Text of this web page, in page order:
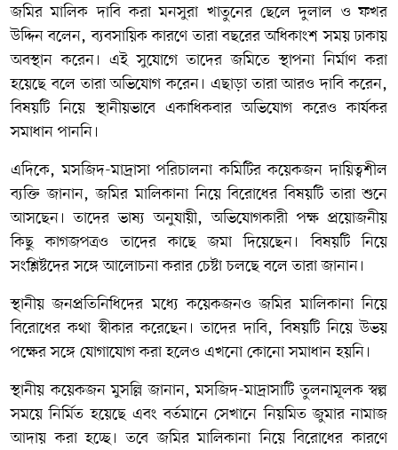
জমির মালিক দাবি করা মনসুরা খাতুনের ছেলে দুলাল ও ফখর
উদ্দিন বলেন, ব্যবসায়িক কারণে তারা বছরের অধিকাংশ সময় ঢাকায়
অবস্থান করেন। এই সুযোগে তাদের জমিতে স্থাপনা নির্মাণ করা
হয়েছে বলে তারা অভিযোগ করেন। এছাড়া তারা আরও দাবি করেন,
বিষয়টি নিয়ে স্থানীয়ভাবে একাধিকবার অভিযোগ করেও কার্যকর
সমাধান পাননি।
এদিকে, মসজিদ-মাদ্রাসা পরিচালনা কমিটির কয়েকজন দায়িত্বশীল
ব্যক্তি জানান, জমির মালিকানা নিয়ে বিরোধের বিষয়টি তারা শুনে
আসছেন। তাদের ভাষ্য অনুযায়ী, অভিযোগকারী পক্ষ প্রয়োজনীয়
কিছু কাগজপত্রও তাদের কাছে জমা দিয়েছেন। বিষয়টি নিয়ে
সংশ্লিষ্টদের সঙ্গে আলোচনা করার চেষ্টা চলছে বলে তারা জানান।
স্থানীয় জনপ্রতিনিধিদের মধ্যে কয়েকজনও জমির মালিকানা নিয়ে
বিরোধের কথা স্বীকার করেছেন। তাদের দাবি, বিষয়টি নিয়ে উভয়
পক্ষের সঙ্গে যোগাযোগ করা হলেও এখনো কোনো সমাধান হয়নি।
স্থানীয় কয়েকজন মুসল্লি জানান, মসজিদ-মাদ্রাসাটি তুলনামূলক স্বল্প
সময়ে নির্মিত হয়েছে এবং বর্তমানে সেখানে নিয়মিত জুমার নামাজ
আদায় করা হচ্ছে। তবে জমির মালিকানা নিয়ে বিরোধের কারণে